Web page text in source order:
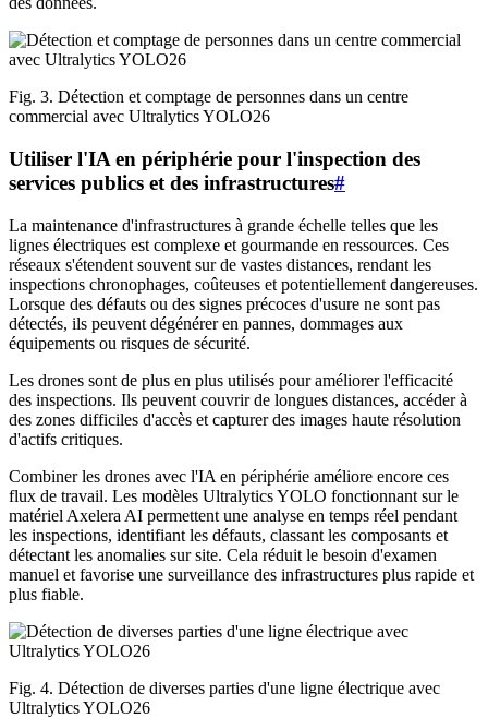
Fig. 3. Détection et comptage de personnes dans un centre
commercial avec Ultralytics YOLO26
Utiliser l'IA en périphérie pour l'inspection des
services publics et des infrastructures#
La maintenance d'infrastructures à grande échelle telles que les
lignes électriques est complexe et gourmande en ressources. Ces
réseaux s'étendent souvent sur de vastes distances, rendant les
inspections chronophages, coûteuses et potentiellement dangereuses.
Lorsque des défauts ou des signes précoces d'usure ne sont pas
détectés, ils peuvent dégénérer en pannes, dommages aux
équipements ou risques de sécurité.
Les drones sont de plus en plus utilisés pour améliorer l'efficacité
des inspections. Ils peuvent couvrir de longues distances, accéder à
des zones difficiles d'accès et capturer des images haute résolution
d'actifs critiques.
Combiner les drones avec l'IA en périphérie améliore encore ces
flux de travail. Les modèles Ultralytics YOLO fonctionnant sur le
matériel Axelera AI permettent une analyse en temps réel pendant
les inspections, identifiant les défauts, classant les composants et
détectant les anomalies sur site. Cela réduit le besoin d'examen
manuel et favorise une surveillance des infrastructures plus rapide et
plus fiable.
Fig. 4. Détection de diverses parties d'une ligne électrique avec
Ultralytics YOLO26